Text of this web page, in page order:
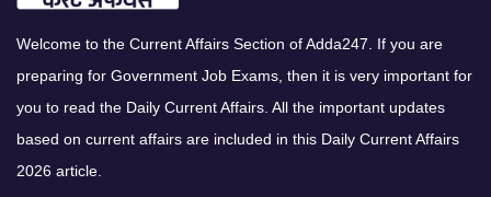
Welcome to the Current Affairs Section of Adda247. If you are
preparing for Government Job Exams, then it is very important for
you to read the Daily Current Affairs. All the important updates
based on current affairs are included in this Daily Current Affairs
2026 article.